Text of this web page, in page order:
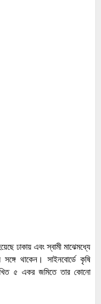
ঢাকায় এবং স্বামী মাঝেমধ্যে
থাকেন। সাইনবোর্ডে কৃষি
৫ একর জমিতে তার কোনো